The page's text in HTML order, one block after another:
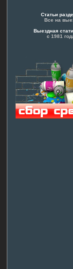
Статьи
Все на
Выездная
с 1981